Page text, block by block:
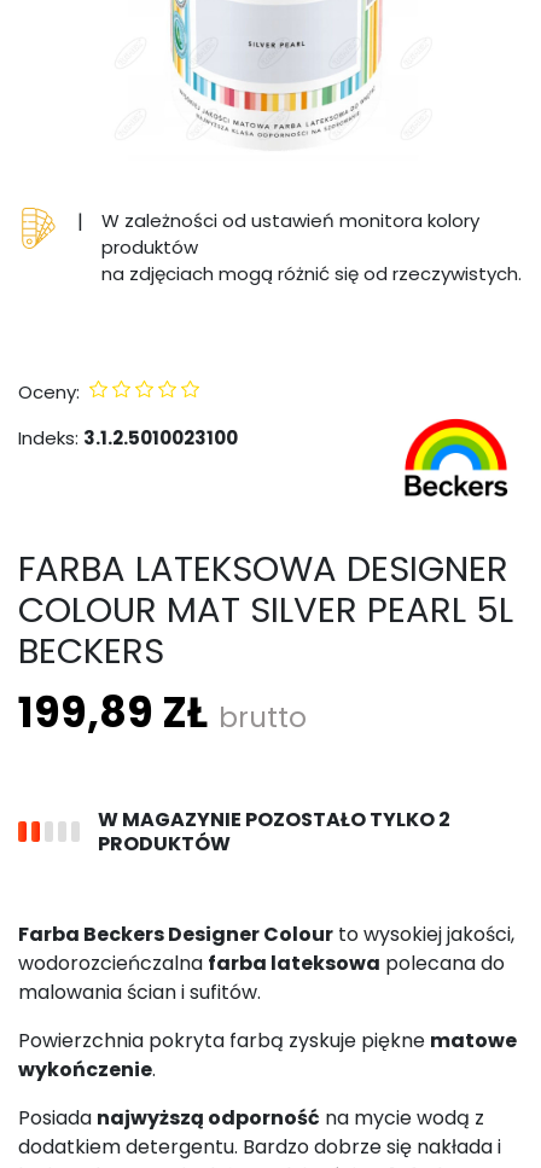
|
W zależności od ustawień monitora kolory
produktów
na zdjęciach mogą różnić się od rzeczywistych.
Oceny:
Indeks: 3.1.2.5010023100
FARBA LATEKSOWA DESIGNER
COLOUR MAT SILVER PEARL 5L
BECKERS
199,89 ZŁ brutto
W MAGAZYNIE POZOSTAŁO TYLKO 2
PRODUKTÓW
Farba Beckers Designer Colour to wysokiej jakości,
wodorozcieńczalna farba lateksowa polecana do
malowania ścian i sufitów.
Powierzchnia pokryta farbą zyskuje piękne matowe
wykończenie.
Posiada najwyższą odporność na mycie wodą z
dodatkiem detergentu. Bardzo dobrze się nakłada i